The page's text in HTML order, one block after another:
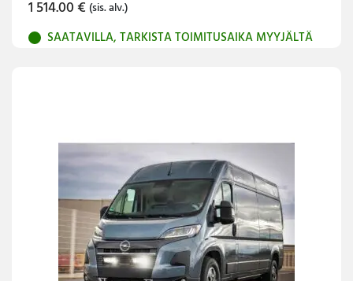
1 514.00€ (sis. alv.)
SAATAVILLA, TARKISTA TOIMITUSAIKA MYYJÄLTÄ